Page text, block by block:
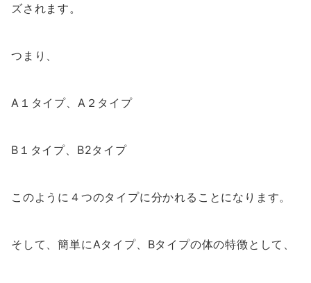
ズされます。
つまり、
A１タイプ、A２タイプ
B１タイプ、B2タイプ
このように４つのタイプに分かれることになります。
そして、簡単にAタイプ、Bタイプの体の特徴として、